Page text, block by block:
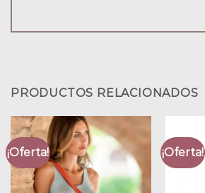
PRODUCTOS RELACIONADOS
¡Oferta! ¡Oferta!